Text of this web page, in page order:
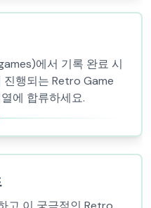
에서 기록 완료 시
행되는 Retro Game
에 합류하세요.